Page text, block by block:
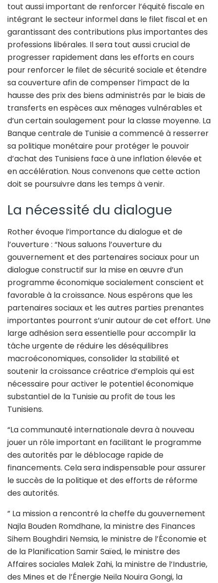
tout aussi important de renforcer l’équité fiscale en
intégrant le secteur informel dans le filet fiscal et en
garantissant des contributions plus importantes des
professions libérales. Il sera tout aussi crucial de
progresser rapidement dans les efforts en cours
pour renforcer le filet de sécurité sociale et étendre
sa couverture afin de compenser l’impact de la
hausse des prix des biens administrés par le biais de
transferts en espèces aux ménages vulnérables et
d’un certain soulagement pour la classe moyenne. La
Banque centrale de Tunisie a commencé à resserrer
sa politique monétaire pour protéger le pouvoir
d’achat des Tunisiens face à une inflation élevée et
en accélération. Nous convenons que cette action
doit se poursuivre dans les temps à venir.
La nécessité du dialogue
Rother évoque l’importance du dialogue et de
l’ouverture : “Nous saluons l’ouverture du
gouvernement et des partenaires sociaux pour un
dialogue constructif sur la mise en œuvre d’un
programme économique socialement conscient et
favorable à la croissance. Nous espérons que les
partenaires sociaux et les autres parties prenantes
importantes pourront s’unir autour de cet effort. Une
large adhésion sera essentielle pour accomplir la
tâche urgente de réduire les déséquilibres
macroéconomiques, consolider la stabilité et
soutenir la croissance créatrice d’emplois qui est
nécessaire pour activer le potentiel économique
substantiel de la Tunisie au profit de tous les
Tunisiens.
“La communauté internationale devra à nouveau
jouer un rôle important en facilitant le programme
des autorités par le déblocage rapide de
financements. Cela sera indispensable pour assurer
le succès de la politique et des efforts de réforme
des autorités.
” La mission a rencontré la cheffe du gouvernement
Najla Bouden Romdhane, la ministre des Finances
Sihem Boughdiri Nemsia, le ministre de l’Économie et
de la Planification Samir Saïed, le ministre des
Affaires sociales Malek Zahi, la ministre de l’Industrie,
des Mines et de l’Énergie Neila Nouira Gongi, la